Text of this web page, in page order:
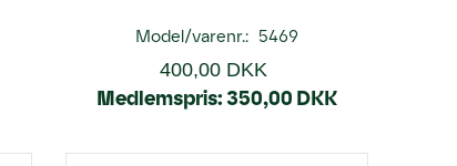
Model/varenr.: 5469
400,00 DKK
Medlemspris:350,00 DKK